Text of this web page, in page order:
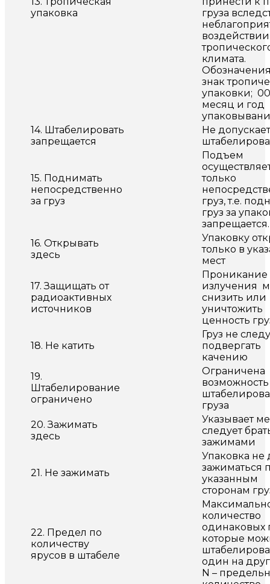
упаковка
груза
воздействии
климата.
знак
упаковки;
месяц и год
14. Штабелировать
запрещается
Не
15. Поднимать
непосредственно
за груз
Подъем
только
груз, т.е.
груз за
запрещается.
16. Открывать
здесь
Упаковку
только в
мест
17. Защищать от
радиоактивных
источников
Проникание
излучения
снизить или
уничтожить
ценность
18. Не катить
Груз не
подвергать
качению
19.
Штабелирование
ограничено
Ограничена
возможность
груза
20. Зажимать
здесь
Указывает
следует
зажимами
21. Не зажимать
Упаковка не
зажиматься
указанным
сторонам
22. Предел по
количеству
ярусов в штабеле
количество
одинаковых
которые
один на
N –